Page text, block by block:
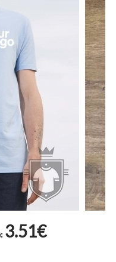
3.51€